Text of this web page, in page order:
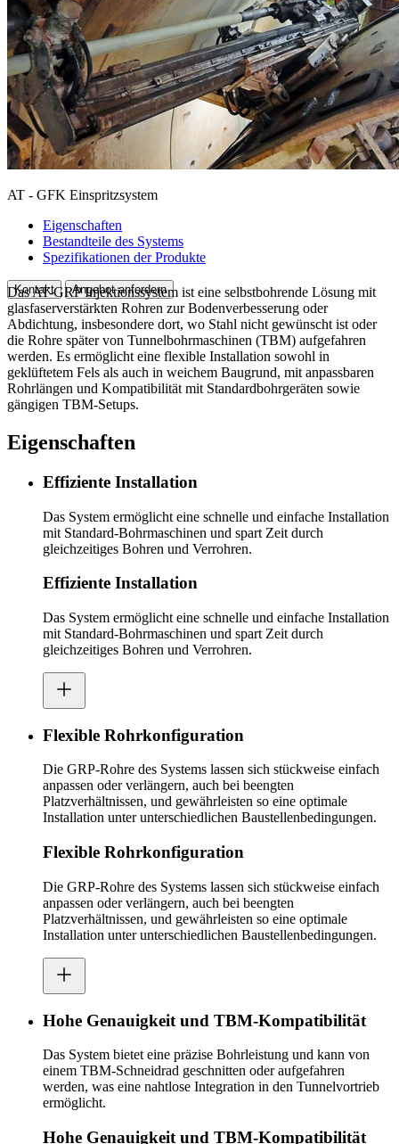
AT - GFK Einspritzsystem
Eigenschaften
Bestandteile des Systems
Spezifikationen der Produkte
Kontakt Angebot anfordern
Das AT-GRP Injektionssystem ist eine selbstbohrende Lösung mit
glasfaserverstärkten Rohren zur Bodenverbesserung oder
Abdichtung, insbesondere dort, wo Stahl nicht gewünscht ist oder
die Rohre später von Tunnelbohrmaschinen (TBM) aufgefahren
werden. Es ermöglicht eine flexible Installation sowohl in
geklüftetem Fels als auch in weichem Baugrund, mit anpassbaren
Rohrlängen und Kompatibilität mit Standardbohrgeräten sowie
gängigen TBM-Setups.
Eigenschaften
Effiziente Installation
Das System ermöglicht eine schnelle und einfache Installation
mit Standard-Bohrmaschinen und spart Zeit durch
gleichzeitiges Bohren und Verrohren.
Effiziente Installation
Das System ermöglicht eine schnelle und einfache Installation
mit Standard-Bohrmaschinen und spart Zeit durch
gleichzeitiges Bohren und Verrohren.
Flexible Rohrkonfiguration
Die GRP-Rohre des Systems lassen sich stückweise einfach
anpassen oder verlängern, auch bei beengten
Platzverhältnissen, und gewährleisten so eine optimale
Installation unter unterschiedlichen Baustellenbedingungen.
Flexible Rohrkonfiguration
Die GRP-Rohre des Systems lassen sich stückweise einfach
anpassen oder verlängern, auch bei beengten
Platzverhältnissen, und gewährleisten so eine optimale
Installation unter unterschiedlichen Baustellenbedingungen.
Hohe Genauigkeit und TBM-Kompatibilität
Das System bietet eine präzise Bohrleistung und kann von
einem TBM-Schneidrad geschnitten oder aufgefahren
werden, was eine nahtlose Integration in den Tunnelvortrieb
ermöglicht.
Hohe Genauigkeit und TBM-Kompatibilität